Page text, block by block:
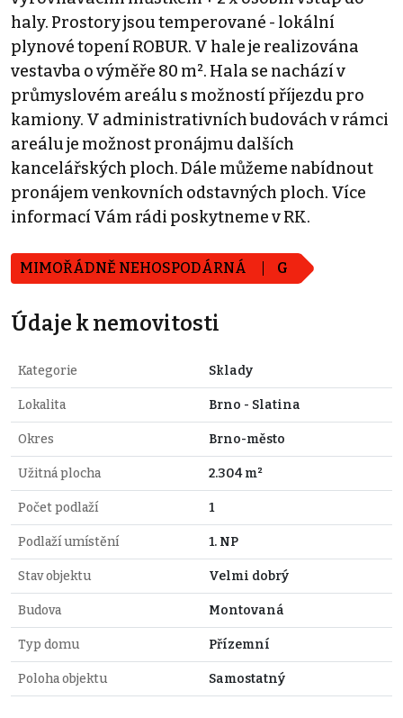
haly. Prostory jsou temperované - lokální
plynové topení ROBUR. V hale je realizována
vestavba o výměře 80 m². Hala se nachází v
průmyslovém areálu s možností příjezdu pro
kamiony. V administrativních budovách v rámci
areálu je možnost pronájmu dalších
kancelářských ploch. Dále můžeme nabídnout
pronájem venkovních odstavných ploch. Více
informací Vám rádi poskytneme v RK.
MIMOŘÁDNĚ NEHOSPODÁRNÁ G
Údaje k nemovitosti
Kategorie Sklady
Lokalita Brno - Slatina
Okres Brno-město
Užitná plocha 2.304 m²
Počet podlaží 1
Podlaží umístění 1. NP
Stav objektu Velmi dobrý
Budova Montovaná
Typ domu Přízemní
Poloha objektu Samostatný